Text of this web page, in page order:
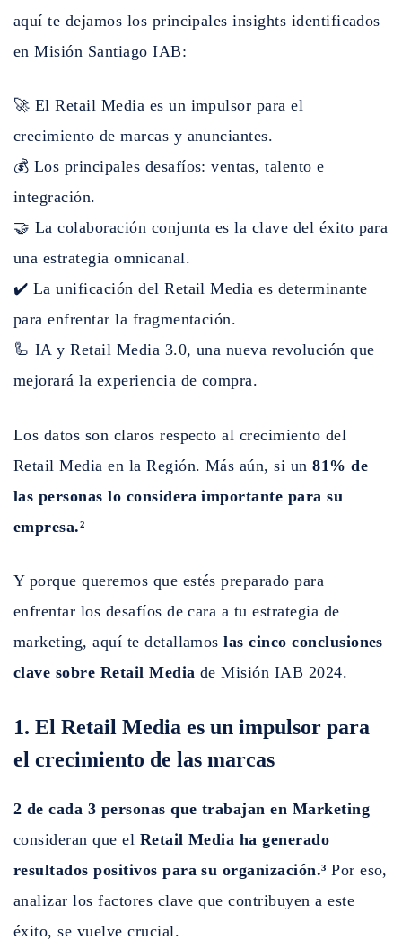
aquí te dejamos los principales insights identificados
en Misión Santiago IAB:
🚀 El Retail Media es un impulsor para el
crecimiento de marcas y anunciantes.
💰 Los principales desafíos: ventas, talento e
integración.
🤝 La colaboración conjunta es la clave del éxito para
una estrategia omnicanal.
✔️ La unificación del Retail Media es determinante
para enfrentar la fragmentación.
🦾 IA y Retail Media 3.0, una nueva revolución que
mejorará la experiencia de compra.
Los datos son claros respecto al crecimiento del
Retail Media en la Región. Más aún, si un81% de
las personas lo considera importante para su
empresa.²
Y porque queremos que estés preparado para
enfrentar los desafíos de cara a tu estrategia de
marketing, aquí te detallamos las cinco conclusiones
clave sobre Retail Media de Misión IAB 2024.
1. El Retail Media es un impulsor para
el crecimiento de las marcas
2 de cada 3 personas que trabajan en Marketing
consideran que el Retail Media ha generado
resultados positivos para su organización.³Por eso,
analizar los factores clave que contribuyen a este
éxito, se vuelve crucial.